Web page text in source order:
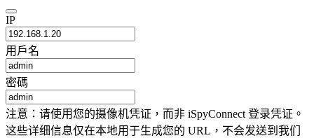
IP
用戶名
密碼
注意：请使用您的摄像机凭证，而非 iSpyConnect 登录凭证。
这些详细信息仅在本地用于生成您的 URL，不会发送到我们